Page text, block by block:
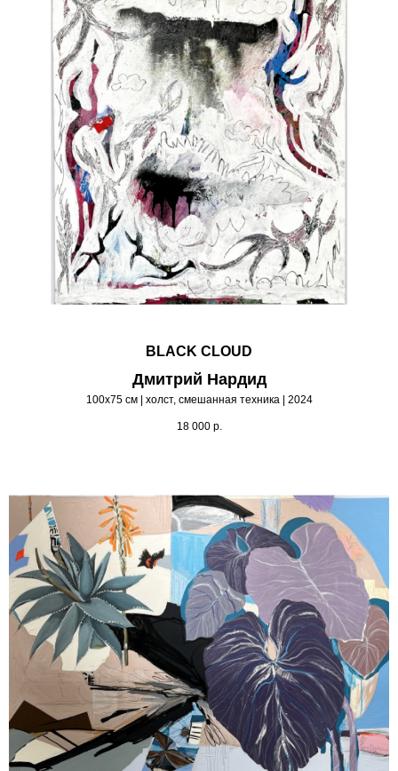
BLACK CLOUD
Дмитрий Нардид
100х75 см | холст, смешанная техника | 2024
18 000 р.